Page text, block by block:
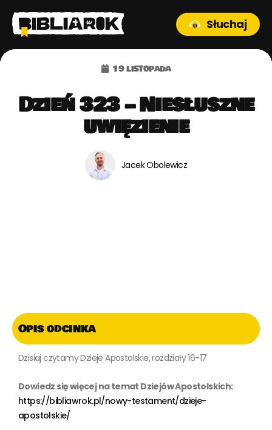
Słuchaj
19 listopada
Dzień 323 – Niesłuszne
uwięzienie
Jacek Obolewicz
Opis odcinka
Dzisiaj czytamy Dzieje Apostolskie, rozdziały 16-17
Dowiedz się więcej na temat Dziejów Apostolskich:
https://bibliawrok.pl/nowy-testament/dzieje-
apostolskie/